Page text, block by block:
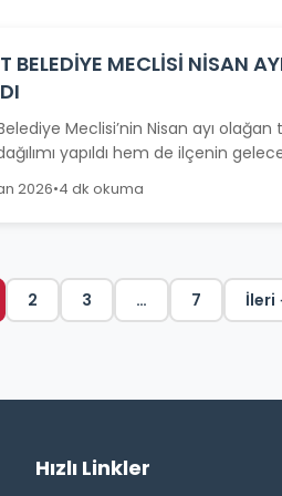
BELEDİYE MECLİSİ NİSAN
Meclisi’nin Nisan ayı
yapıldı hem de ilçenin
2026•4 dk okuma
2 3 … 7 İleri
Hızlı Linkler